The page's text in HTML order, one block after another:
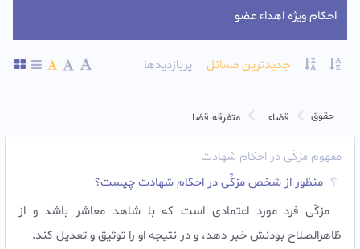
جدیدترین مسائل پربازدیدها
حقوق قضاء متفرقه قضا
مفهوم مزكِّى در احکام شهادت
منظور از شخص مزكِّى در احکام شهادت چيست؟
مزكّى فرد مورد اعتمادى است كه با شاهد معاشر باشد و از
ظاهرالصلاح بودنش خبر دهد، و در نتیجه او را توثيق و تعديل كند.
احکام ویژه اهداء عضو